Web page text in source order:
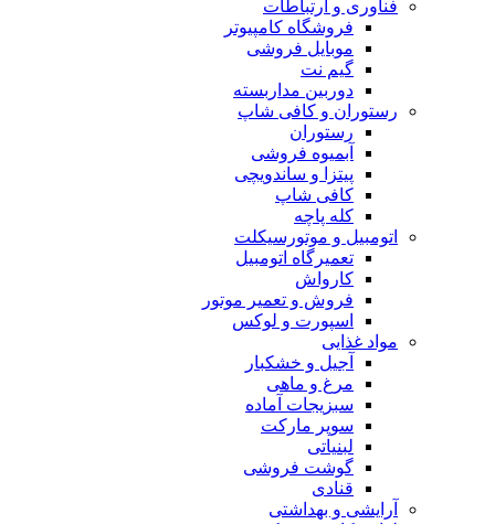
فناوری و ارتباطات
فروشگاه كامپيوتر
موبایل فروشی
گیم نت
دوربين مداربسته
رستوران و کافی شاپ
رستوران
آبمیوه فروشی
پیتزا و ساندویچی
کافی شاپ
کله پاچه
اتومبيل و موتورسيكلت
تعمیرگاه اتومبیل
کارواش
فروش و تعمیر موتور
اسپورت و لوکس
مواد غذایی
آجیل و خشکبار
مرغ و ماهی
سبزیجات آماده
سوپر مارکت
لبنیاتی
گوشت فروشی
قنادی
آرایشی و بهداشتی